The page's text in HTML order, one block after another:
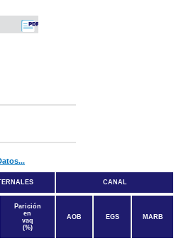
CANAL
Parición
en
vaq
(%)
AOB EGS MARB